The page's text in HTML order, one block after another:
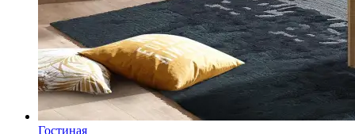
Гостиная